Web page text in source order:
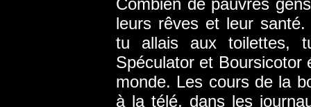
Combien de pauvres
leurs rêves et leur
tu allais aux toilettes,
Spéculator et Boursicotor
monde. Les cours de la
à la télé, dans les